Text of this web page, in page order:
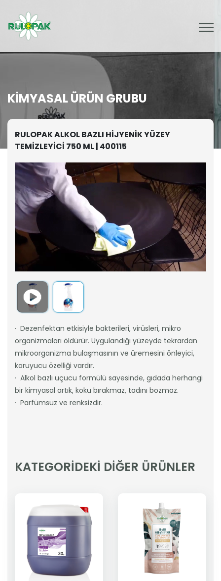
KIMYASAL ÜRÜN GRUBU
RULOPAK ALKOL BAZLI HİJYENİK YÜZEY
TEMİZLEYİCİ 750 ML | 400115
· Dezenfektan etkisiyle bakterileri, virüsleri, mikro
organizmaları öldürür. Uygulandığı yüzeyde tekrardan
mikroorganizma bulaşmasının ve üremesini önleyici,
koruyucu özelliği vardır.
· Alkol bazlı uçucu formülü sayesinde, gıdada herhangi
bir kimyasal artık, koku bırakmaz, tadını bozmaz.
· Parfümsüz ve renksizdir.
KATEGORİDEKİ DİĞER ÜRÜNLER